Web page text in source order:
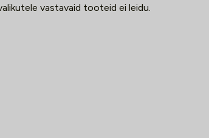
vastavaid tooteid ei leidu.